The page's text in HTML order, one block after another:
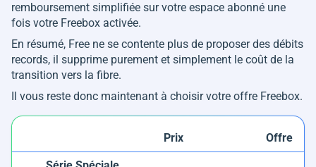
remboursement simplifiée sur votre espace abonné une
fois votre Freebox activée.
En résumé, Free ne se contente plus de proposer des débits
records, il supprime purement et simplement le coût de la
transition vers la fibre.
Il vous reste donc maintenant à choisir votre offre Freebox.
Prix Offre